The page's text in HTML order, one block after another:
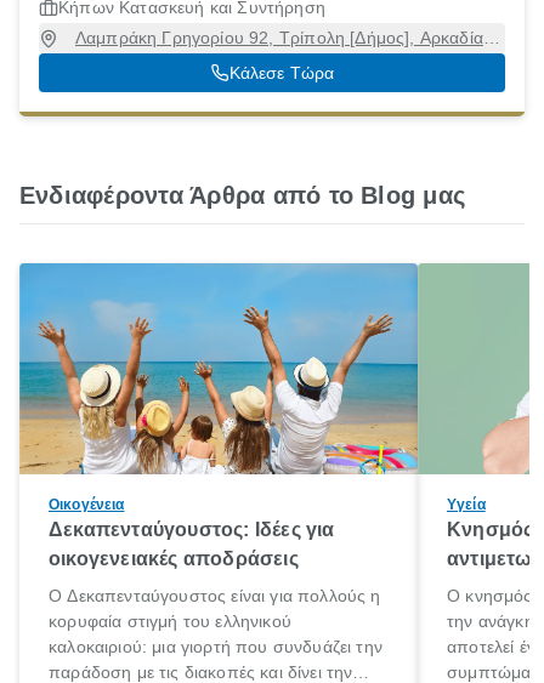
Κήπων Κατασκευή και Συντήρηση
Λαμπράκη Γρηγορίου 92, Τρίπολη [Δήμος], Αρκαδία,
22100
Κάλεσε Τώρα
Ενδιαφέροντα Άρθρα από το Blog μας
Οικογένεια
Δεκαπενταύγουστος: Ιδέες για
οικογενειακές αποδράσεις
Ο Δεκαπενταύγουστος είναι για πολλούς η
κορυφαία στιγμή του ελληνικού
καλοκαιριού: μια γιορτή που συνδυάζει την
παράδοση με τις διακοπές και δίνει την
Υγεία
Κνησμός:
Ο κνησμός
την ανάγκη
αποτελεί